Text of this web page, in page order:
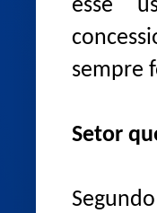
esse
sempre
Setor